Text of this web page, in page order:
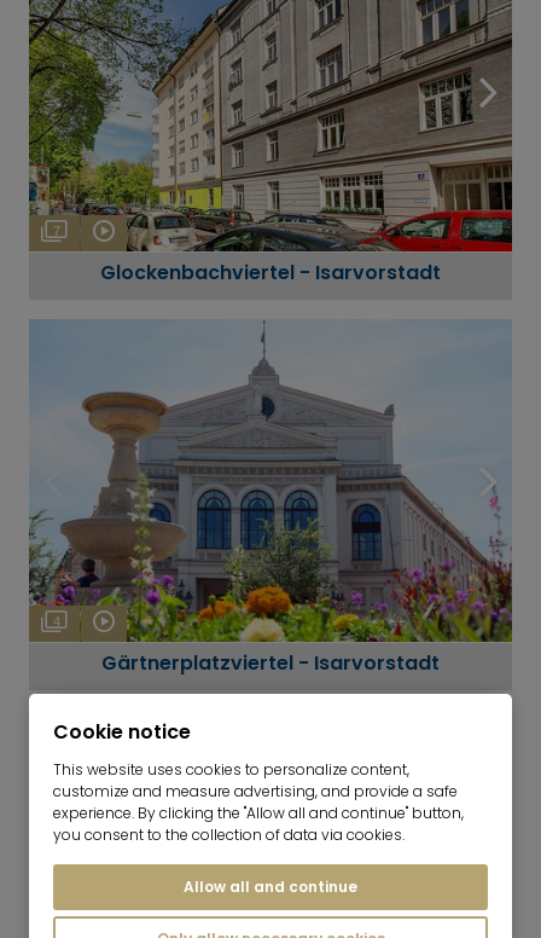
7
Glockenbachviertel - Isarvorstadt
4
Gärtnerplatzviertel - Isarvorstadt
Cookie notice
This website uses cookies to personalize content,
customize and measure advertising, and provide a safe
experience. By clicking the "Allow all and continue" button,
you consent to the collection of data via cookies.
Allow all and continue